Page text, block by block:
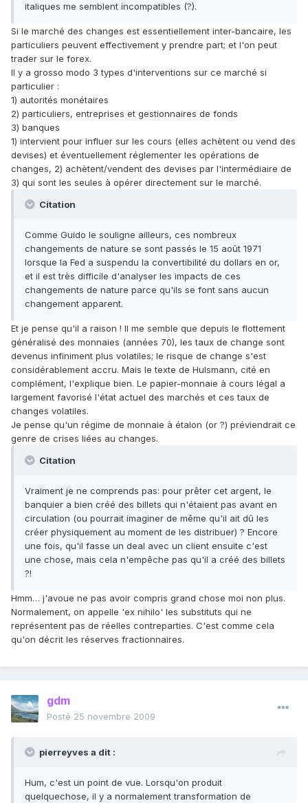
italiques me semblent incompatibles (?).
Si le marché des changes est essentiellement inter-bancaire, les
particuliers peuvent effectivement y prendre part; et l'on peut
trader sur le forex.
Il y a grosso modo 3 types d'interventions sur ce marché si
particulier :
1) autorités monétaires
2) particuliers, entreprises et gestionnaires de fonds
3) banques
1) intervient pour influer sur les cours (elles achètent ou vend des
devises) et éventuellement réglementer les opérations de
changes, 2) achètent/vendent des devises par l'intermédiaire de
3) qui sont les seules à opérer directement sur le marché.
Citation
Comme Guido le souligne ailleurs, ces nombreux
changements de nature se sont passés le 15 août 1971
lorsque la Fed a suspendu la convertibilité du dollars en or,
et il est très difficile d'analyser les impacts de ces
changements de nature parce qu'ils se font sans aucun
changement apparent.
Et je pense qu'il a raison ! Il me semble que depuis le flottement
généralisé des monnaies (années 70), les taux de change sont
devenus infiniment plus volatiles; le risque de change s'est
considérablement accru. Mais le texte de Hulsmann, cité en
complément, l'explique bien. Le papier-monnaie à cours légal a
largement favorisé l'état actuel des marchés et ces taux de
changes volatiles.
Je pense qu'un régime de monnaie à étalon (or ?) préviendrait ce
genre de crises liées au changes.
Citation
Vraiment je ne comprends pas: pour prêter cet argent, le
banquier a bien créé des billets qui n'étaient pas avant en
circulation (ou pourrait imaginer de même qu'il ait dû les
créer physiquement au moment de les distribuer) ? Encore
une fois, qu'il fasse un deal avec un client ensuite c'est
une chose, mais cela n'empêche pas qu'il a créé des billets
?!
Hmm… j'avoue ne pas avoir compris grand chose moi non plus.
Normalement, on appelle 'ex nihilo' les substituts qui ne
représentent pas de réelles contreparties. C'est comme cela
qu'on décrit les réserves fractionnaires.
gdm
Posté 25 novembre 2009
pierreyves a dit :
Hum, c'est un point de vue. Lorsqu'on produit
quelquechose, il y a normalement transformation de